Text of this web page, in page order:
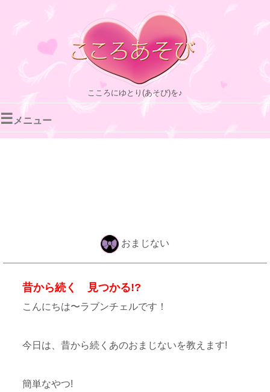
こころにゆとり(あそび)を♪
☰ メニュー
おまじない
昔から続く 見つかる!?
こんにちは〜ラブンチェルです！
今日は、昔から続くあのおまじないを教えます!
簡単なやつ!